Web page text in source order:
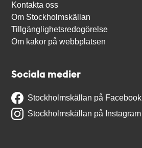
Kontakta oss
Om Stockholmskällan
Tillgänglighetsredogörelse
Om kakor på webbplatsen
Sociala medier
Stockholmskällan på Facebook
Stockholmskällan på Instagram